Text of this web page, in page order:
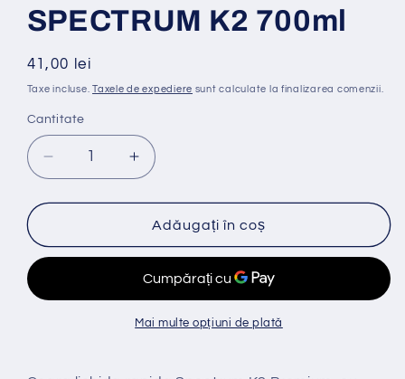
SPECTRUM K2 700ml
Preț
obișnuit
41,00 lei
Taxe incluse.Taxele de expediere sunt calculate la finalizarea comenzii.
Cantitate
Reduceți
cantitatea
pentru
lichida
auto
cu
Creșteți
cantitatea
pentru
Ceara
lichida
premium
cu
atomizor
Adăugați în coș
Mai multe opțiuni de plată